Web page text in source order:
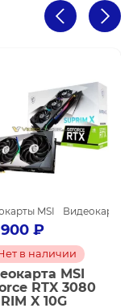
GeForce RTX 3090
MSI Видеокарты
₽
в наличии
MSI
RTX 3080
X 10G